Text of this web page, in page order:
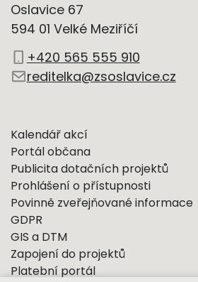
Oslavice 67
594 01 Velké Meziříčí
+420 565 555 910
reditelka@zsoslavice.cz
Kalendář akcí
Portál občana
Publicita dotačních projektů
Prohlášení o přístupnosti
Povinně zveřejňované informace
GDPR
GIS a DTM
Zapojení do projektů
Platební portál